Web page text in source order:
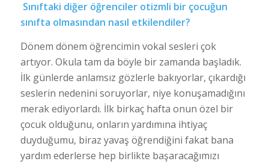
Sınıftaki diğer öğrenciler otizmli bir çocuğun
sınıfta olmasından nasıl etkilendiler?
Dönem dönem öğrencimin vokal sesleri çok
artıyor. Okula tam da böyle bir zamanda başladık.
İlk günlerde anlamsız gözlerle bakıyorlar, çıkardığı
seslerin nedenini soruyorlar, niye konuşamadığını
merak ediyorlardı. İlk birkaç hafta onun özel bir
çocuk olduğunu, onların yardımına ihtiyaç
duyduğumu, biraz yavaş öğrendiğini fakat bana
yardım ederlerse hep birlikte başaracağımızı